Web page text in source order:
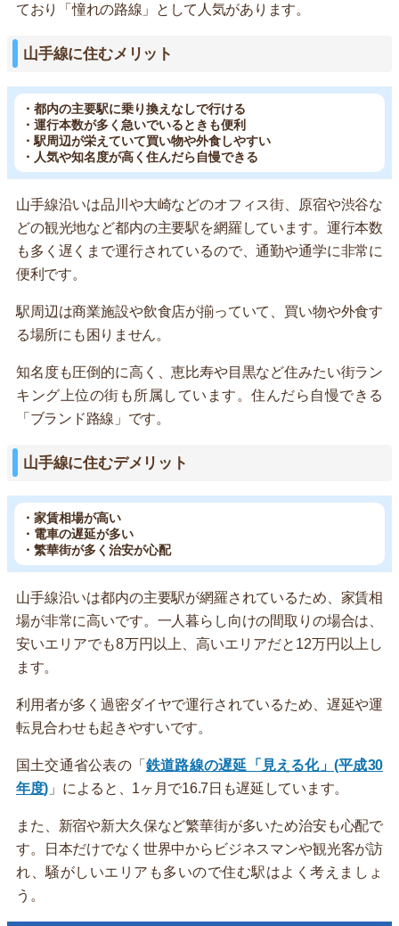
ており「憧れの路線」として人気があります。
山手線に住むメリット
・都内の主要駅に乗り換えなしで行ける
・運行本数が多く急いでいるときも便利
・駅周辺が栄えていて買い物や外食しやすい
・人気や知名度が高く住んだら自慢できる
山手線沿いは品川や大崎などのオフィス街、原宿や渋谷な
どの観光地など都内の主要駅を網羅しています。運行本数
も多く遅くまで運行されているので、通勤や通学に非常に
便利です。
駅周辺は商業施設や飲食店が揃っていて、買い物や外食す
る場所にも困りません。
知名度も圧倒的に高く、恵比寿や目黒など住みたい街ラン
キング上位の街も所属しています。住んだら自慢できる
「ブランド路線」です。
山手線に住むデメリット
・家賃相場が高い
・電車の遅延が多い
・繁華街が多く治安が心配
山手線沿いは都内の主要駅が網羅されているため、家賃相
場が非常に高いです。一人暮らし向けの間取りの場合は、
安いエリアでも8万円以上、高いエリアだと12万円以上し
ます。
利用者が多く過密ダイヤで運行されているため、遅延や運
転見合わせも起きやすいです。
国土交通省公表の「鉄道路線の遅延「見える化」(平成30
年度) 」によると、1ヶ月で16.7日も遅延しています。
また、新宿や新大久保など繁華街が多いため治安も心配で
す。日本だけでなく世界中からビジネスマンや観光客が訪
れ、騒がしいエリアも多いので住む駅はよく考えましょ
う。